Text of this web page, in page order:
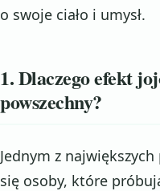
o swoje ciało i umysł.
1. Dlaczego efekt
powszechny?
Jednym z
się osoby, które